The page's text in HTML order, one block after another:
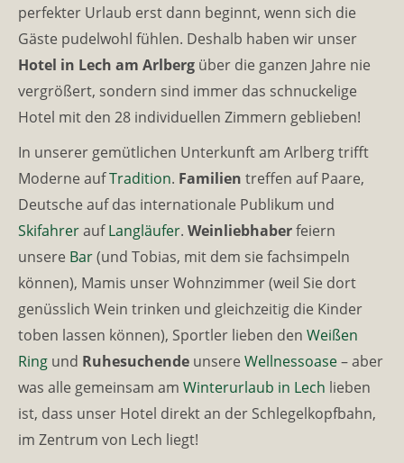
perfekter Urlaub erst dann beginnt, wenn sich die
Gäste pudelwohl fühlen. Deshalb haben wir unser
Hotel in Lech am Arlberg über die ganzen Jahre nie
vergrößert, sondern sind immer das schnuckelige
Hotel mit den 28 individuellen Zimmern geblieben!
In unserer gemütlichen Unterkunft am Arlberg trifft
Moderne aufTradition. Familien treffen auf Paare,
Deutsche auf das internationale Publikum und
SkifahreraufLangläufer. Weinliebhaberfeiern
unsere Bar(und Tobias, mit dem sie fachsimpeln
können), Mamis unser Wohnzimmer (weil Sie dort
genüsslich Wein trinken und gleichzeitig die Kinder
toben lassen können), Sportler lieben den Weißen
Ring und Ruhesuchende unsere Wellnessoase– aber
was alle gemeinsam am Winterurlaub in Lech lieben
ist, dass unser Hotel direkt an der Schlegelkopfbahn,
im Zentrum von Lech liegt!